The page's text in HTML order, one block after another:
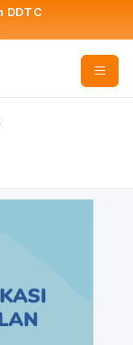
DDTC